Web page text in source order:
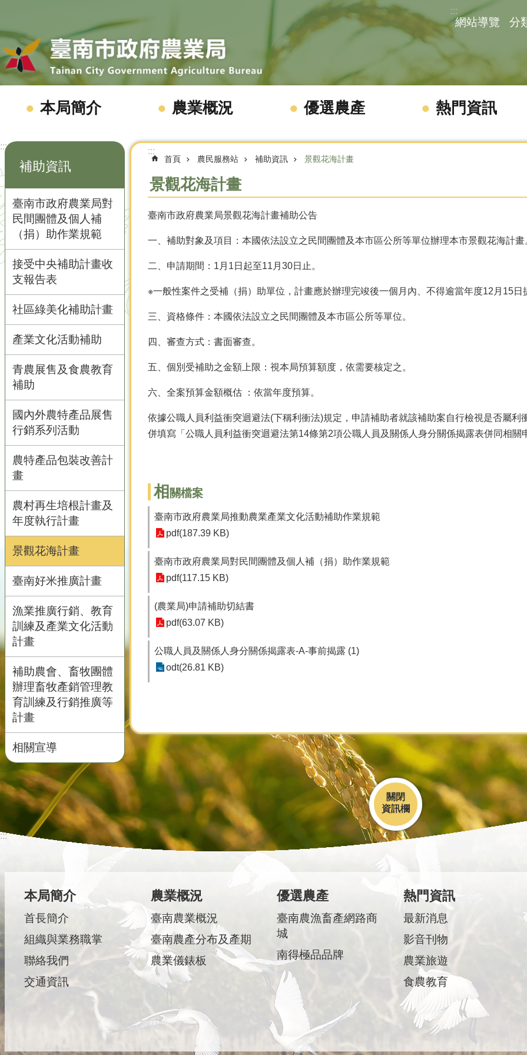
:::
網站導覽 分
本局簡介 農業概況 優選農產 熱門資訊
:::
補助資訊
臺南市政府農業局對
民間團體及個人補
（捐）助作業規範
接受中央補助計畫收
支報告表
社區綠美化補助計畫
產業文化活動補助
青農展售及食農教育
補助
國內外農特產品展售
行銷系列活動
農特產品包裝改善計
畫
農村再生培根計畫及
年度執行計畫
景觀花海計畫
臺南好米推廣計畫
漁業推廣行銷、教育
訓練及產業文化活動
計畫
補助農會、畜牧團體
辦理畜牧產銷管理教
育訓練及行銷推廣等
計畫
相關宣導
:::
首頁 農民服務站 補助資訊 景觀花海計畫
景觀花海計畫
臺南市政府農業局景觀花海計畫補助公告
一、補助對象及項目：本國依法設立之民間團體及本市區公所等單位辦理本市景觀花海計畫
二、申請期間：1月1日起至11月30日止。
※一般性案件之受補（捐）助單位，計畫應於辦理完竣後一個月內、不得逾當年度12月15日
三、資格條件：本國依法設立之民間團體及本市區公所等單位。
四、審查方式：書面審查。
五、個別受補助之金額上限：視本局預算額度，依需要核定之。
六、全案預算金額概估 ：依當年度預算。
依據公職人員利益衝突迴避法(下稱利衝法)規定，申請補助者就該補助案自行檢視是否屬
併填寫「公職人員利益衝突迴避法第14條第2項公職人員及關係人身分關係揭露表併同相關
相 關檔案
臺南市政府農業局推動農業產業文化活動補助作業規範
pdf(187.39 KB)
臺南市政府農業局對民間團體及個人補（捐）助作業規範
pdf(117.15 KB)
(農業局)申請補助切結書
pdf(63.07 KB)
公職人員及關係人身分關係揭露表-A-事前揭露 (1)
odt(26.81 KB)
關閉
:::
本局簡介
首長簡介
組織與業務職掌
聯絡我們
交通資訊
農業概況
臺南農業概況
臺南農產分布及產期
農業儀錶板
優選農產
臺南農漁畜產網路商
城
南得極品品牌
熱門資訊
最新消息
影音刊物
農業旅遊
食農教育